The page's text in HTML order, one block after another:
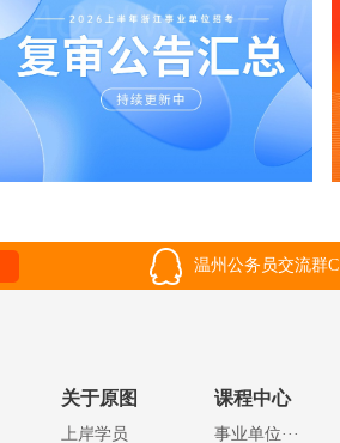
温州公务员交流群C
关于原图
上岸学员
课程中心
事业单位···